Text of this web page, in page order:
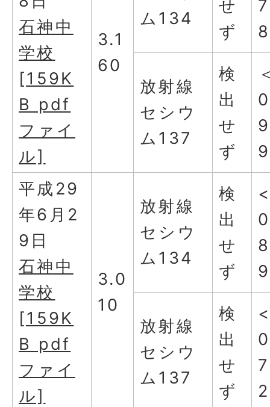
石神中
学校
[159K
B pdf
ファイ
ル]
3.1
60
ム134
せ
ず
8
放射線
セシウ
ム137
検
出
せ
ず
9
平成29
年6月2
9日
石神中
学校
[159K
B pdf
ファイ
ル]
3.0
10
放射線
セシウ
ム134
検
出
せ
ず
9
放射線
セシウ
ム137
検
出
せ
ず
2